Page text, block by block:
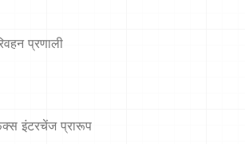
प्रणाली
इंटरचेंज प्रारूप